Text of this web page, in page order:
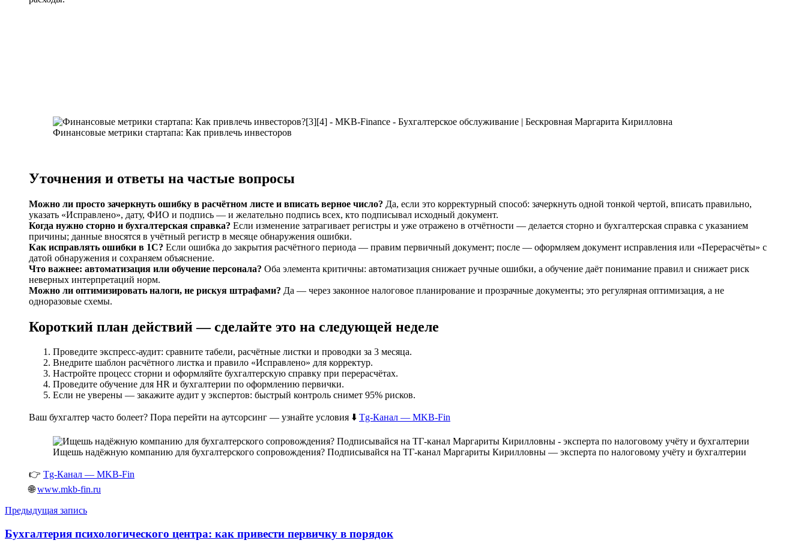
Финансовые метрики стартапа: Как привлечь инвесторов
Уточнения и ответы на частые вопросы
Можно ли просто зачеркнуть ошибку в расчётном листе и вписать верное число? Да, если это корректурный способ: зачеркнуть одной тонкой чертой, вписать правильно,
указать «Исправлено», дату, ФИО и подпись — и желательно подпись всех, кто подписывал исходный документ.
Когда нужно сторно и бухгалтерская справка? Если изменение затрагивает регистры и уже отражено в отчётности — делается сторно и бухгалтерская справка с указанием
причины; данные вносятся в учётный регистр в месяце обнаружения ошибки.
Как исправлять ошибки в 1С? Если ошибка до закрытия расчётного периода — правим первичный документ; после — оформляем документ исправления или «Перерасчёты» с
датой обнаружения и сохраняем объяснение.
Что важнее: автоматизация или обучение персонала? Оба элемента критичны: автоматизация снижает ручные ошибки, а обучение даёт понимание правил и снижает риск
неверных интерпретаций норм.
Можно ли оптимизировать налоги, не рискуя штрафами? Да — через законное налоговое планирование и прозрачные документы; это регулярная оптимизация, а не
одноразовые схемы.
Короткий план действий — сделайте это на следующей неделе
Проведите экспресс-аудит: сравните табели, расчётные листки и проводки за 3 месяца.
Внедрите шаблон расчётного листка и правило «Исправлено» для корректур.
Настройте процесс сторни и оформляйте бухгалтерскую справку при перерасчётах.
Проведите обучение для HR и бухгалтерии по оформлению первички.
Если не уверены — закажите аудит у экспертов: быстрый контроль снимет 95% рисков.
Ваш бухгалтер часто болеет? Пора перейти на аутсорсинг — узнайте условия ⬇️ Tg-Канал — MKB-Fin
Ищешь надёжную компанию для бухгалтерского сопровождения? Подписывайся на ТГ-канал Маргариты Кирилловны — эксперта по налоговому учёту и бухгалтерии
👉 Tg-Канал — MKB-Fin
🌐www.mkb-fin.ru
Навигация
по
Предыдущая запись
Бухгалтерия психологического центра: как привести первичку в порядок